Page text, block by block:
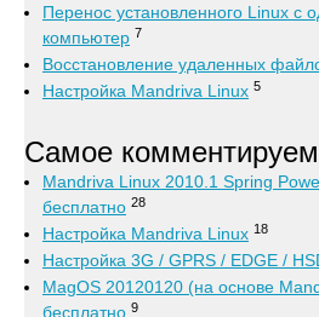
Перенос установленного Linux с
компьютер 7
Восстановление удаленных
Настройка Mandriva Linux 5
Самое
Mandriva Linux 2010.1 Spring
бесплатно 28
Настройка Mandriva Linux 18
Настройка 3G / GPRS / EDGE /
MagOS 20120120 (на основе
бесплатно 9